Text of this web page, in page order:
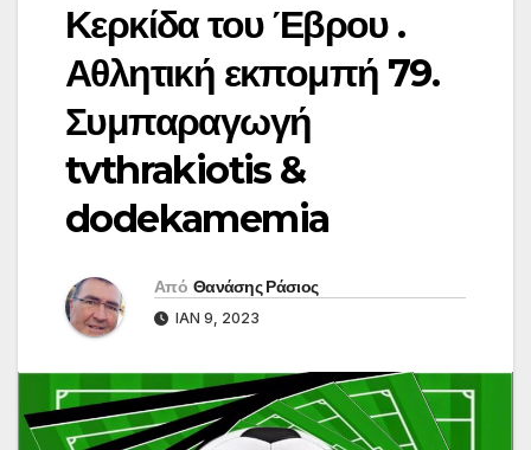
Κερκίδα του Έβρου .
Αθλητική εκπομπή 79.
Συμπαραγωγή
tvthrakiotis &
dodekamemia
Από Θανάσης Ράσιος
ΙΑΝ 9, 2023